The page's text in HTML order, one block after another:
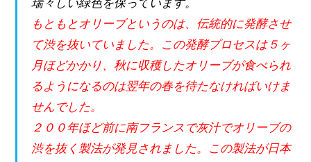
瑞々しい緑色を保っています。
もともとオリーブというのは、伝統的に発酵させ
て渋を抜いていました。この発酵プロセスは５ヶ
月ほどかかり、秋に収穫したオリーブが食べられ
るようになるのは翌年の春を待たなければいけま
せんでした。
２００年ほど前に南フランスで灰汁でオリーブの
渋を抜く製法が発見されました。この製法が日本